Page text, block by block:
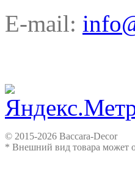
E-mail:
© 2015-2026 Baccara-Decor
* Внешний вид товара может